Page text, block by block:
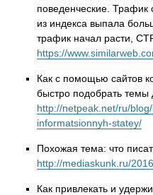
поведенческие. Трафик
из индекса выпала
трафик начал расти,
https://
Как с помощью сайтов
быстро подобрать
http://netpeak.net/ru/
informatsionnyh-statey/
Похожая тема: что
http://mediaskunk.ru/
Как привлекать и